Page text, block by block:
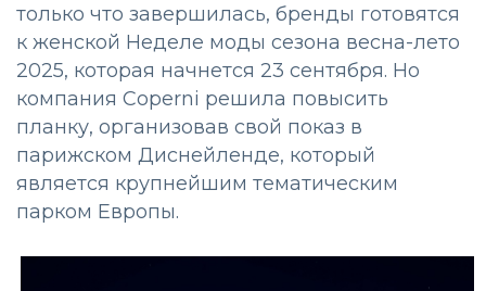
только что завершилась, бренды готовятся
к женской Неделе моды сезона весна-лето
2025, которая начнется 23 сентября. Но
компания Coperni решила повысить
планку, организовав свой показ в
парижском Диснейленде, который
является крупнейшим тематическим
парком Европы.